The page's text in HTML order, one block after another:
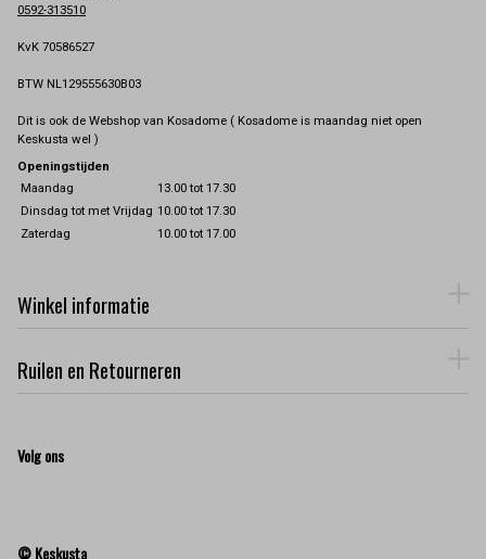
0592-313510
KvK 70586527
BTW NL129555630B03
Dit is ook de Webshop van Kosadome ( Kosadome is maandag niet open
Keskusta wel )
Openingstijden
Maandag
13.00 tot 17.30
Dinsdag tot met Vrijdag 10.00 tot 17.30
Zaterdag
10.00 tot 17.00
Winkel informatie
Ruilen en Retourneren
Volg ons
© Keskusta